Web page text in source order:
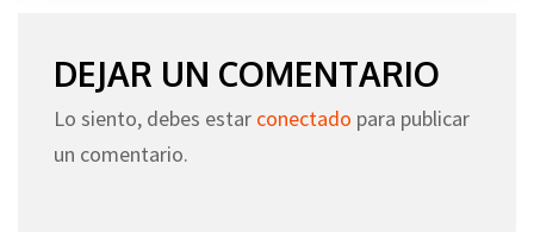
DEJAR UN COMENTARIO
Lo siento, debes estar conectado para publicar
un comentario.